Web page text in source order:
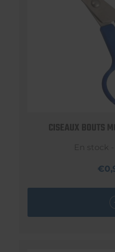
CISEAUX BOUTS
En stock